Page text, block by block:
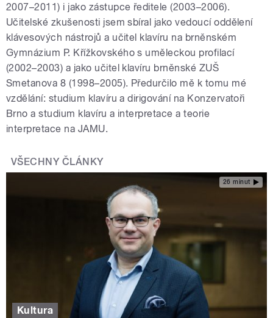
2007–2011) i jako zástupce ředitele (2003–2006).
Učitelské zkušenosti jsem sbíral jako vedoucí oddělení
klávesových nástrojů a učitel klavíru na brněnském
Gymnázium P. Křížkovského s uměleckou profilací
(2002–2003) a jako učitel klavíru brněnské ZUŠ
Smetanova 8 (1998–2005). Předurčilo mě k tomu mé
vzdělání: studium klavíru a dirigování na Konzervatoři
Brno a studium klavíru a interpretace a teorie
interpretace na JAMU.
VŠECHNY ČLÁNKY
26 minut
Kultura